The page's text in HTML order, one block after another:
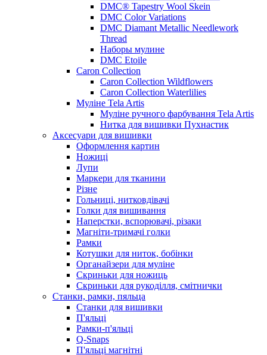
DMC® Tapestry Wool Skein
DMC Color Variations
DMC Diamant Metallic Needlework
Thread
Наборы мулине
DMC Etoile
Caron Collection
Caron Collection Wildflowers
Caron Collection Waterlilies
Муліне Tela Artis
Муліне ручного фарбування Tela Artis
Нитка для вишивки Пухнастик
Аксесуари для вишивки
Оформлення картин
Ножиці
Лупи
Маркери для тканини
Різне
Гольниці, нитковдівачі
Голки для вишивання
Наперстки, вспорювачі, різаки
Магніти-тримачі голки
Рамки
Котушки для ниток, бобінки
Органайзери для муліне
Скриньки для ножиць
Скриньки для рукоділля, смітнички
Станки, рамки, пяльца
Станки для вишивки
П'яльці
Рамки-п'яльці
Q-Snaps
П'яльці магнітні